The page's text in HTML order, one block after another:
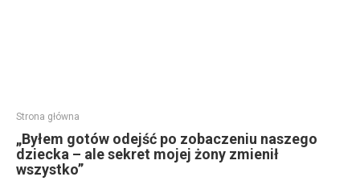
Strona główna
„Byłem gotów odejść po zobaczeniu naszego
dziecka – ale sekret mojej żony zmienił
wszystko”